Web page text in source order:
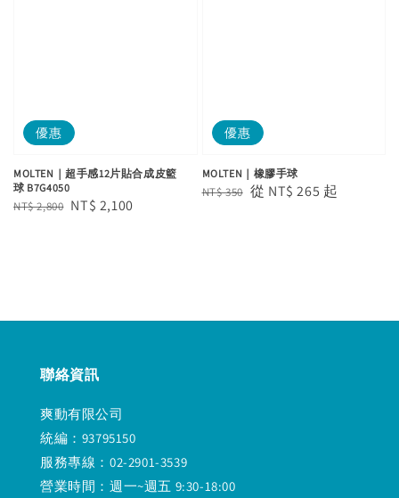
優惠
MOLTEN｜超手感12片貼合成皮籃
球 B7G4050
Regular
NT$ 2,800 Sale
NT$ 2,100
優惠
MOLTEN｜橡膠手球
Regular
NT$ 350 Sale
從 NT$ 265 起
聯絡資訊
爽動有限公司
統編：93795150
服務專線：02-2901-3539
營業時間：週一~週五 9:30-18:00